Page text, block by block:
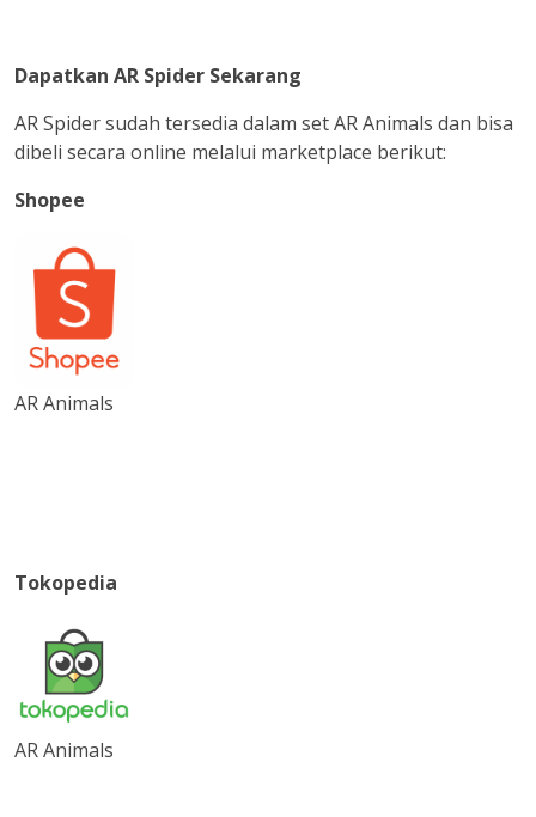
Dapatkan AR Spider Sekarang
AR Spider sudah tersedia dalam set AR Animals dan bisa
dibeli secara online melalui marketplace berikut:
Shopee
AR Animals
Tokopedia
AR Animals